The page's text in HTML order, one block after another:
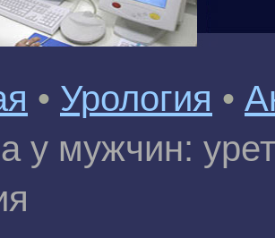
• Урология •
у мужчин: